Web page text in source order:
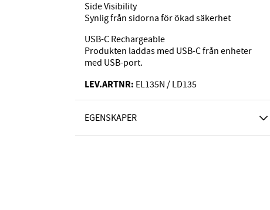
Side Visibility
Synlig från sidorna för ökad säkerhet
USB-C Rechargeable
Produkten laddas med USB-C från enheter
med USB-port.
LEV.ARTNR: EL135N / LD135
EGENSKAPER